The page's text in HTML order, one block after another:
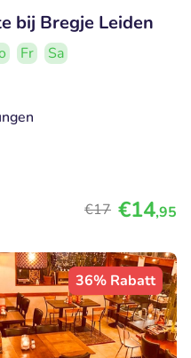
bij Bregje Leiden
Fr
Sa
€17 €14,95
36% Rabatt